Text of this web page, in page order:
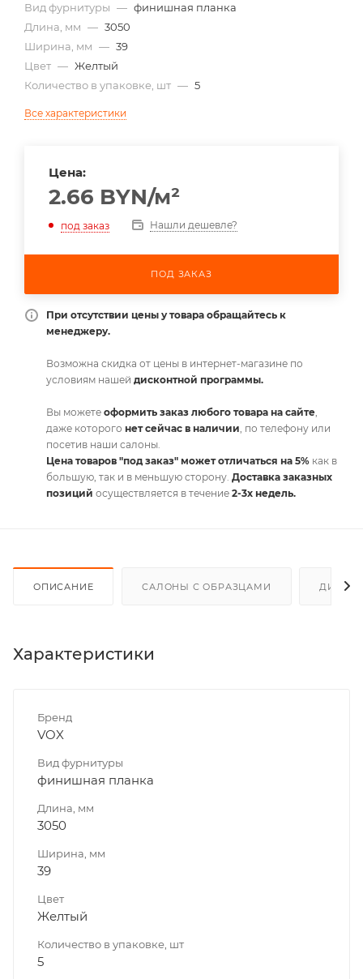
Вид фурнитуры — финишная планка
Длина, мм — 3050
Ширина, мм — 39
Цвет — Желтый
Количество в упаковке, шт — 5
Все характеристики
Цена:
2.66 BYN/м²
под заказ Нашли дешевле?
ПОД ЗАКАЗ
При отсутствии цены у товара обращайтесь к
менеджеру.
Возможна скидка от цены в интернет-магазине по
условиям нашей дисконтной программы.
Вы можете оформить заказ любого товара на сайте,
даже которого нет сейчас в наличии, по телефону или
посетив наши салоны.
Цена товаров "под заказ" может отличаться на 5% как в
большую, так и в меньшую сторону. Доставка заказных
позиций осуществляется в течение 2-3х недель.
ОПИСАНИЕ САЛОНЫ С ОБРАЗЦАМИ
Характеристики
Бренд
VOX
Вид фурнитуры
финишная планка
Длина, мм
3050
Ширина, мм
39
Цвет
Желтый
Количество в упаковке, шт
5